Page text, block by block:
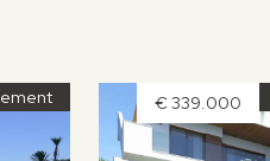
€ 339.000